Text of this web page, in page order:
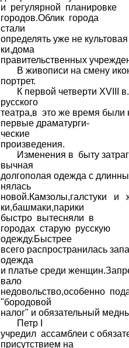
и регулярной планировке
городов.Облик города
стали
определять уже не
ки,дома
правительственных
В живописи на смену
портрет.
К первой четверти XVIII
русского
театра,в это же время были
первые драматурги-
ческие
произведения.
Изменения в быту
вычная
долгополая одежда с
нялась
новой.Камзолы,галстуки
ки,башмаки,парики
быстро вытесняли в
городах старую русскую
одежду.Быстрее
всего распространилась
одежда
и платье среди
вало
недовольство,особенно
"бородовой
налог" и обязательный
Петр I
учредил ассамблеи с
присутствием на